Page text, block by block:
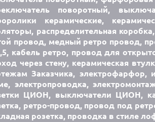
поворотный,
керамические,
распределительная
провод, медный ретро провод,
кабель ретро, провод для
через стену, керамическая
Заказчика, электрофарфор,
электропроводка,
ЦИОН, выключатели ЦИОН,
ретро-провод, провод под
розетка, проводка в стиле